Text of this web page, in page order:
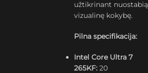
užtikrinant nuostabią
vizualinę kokybę.
Pilna specifikacija:
Intel Core Ultra 7
265KF:20